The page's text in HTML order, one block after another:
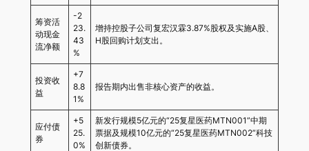
筹资活
动现金
流净额
-2
23.
43
%
增持控股子公司复宏汉霖3.87%股权及实施A股、
H股回购计划支出。
投资收
益
+7
8.8
1%
报告期内出售非核心资产的收益。
应付债
券
+5
25.
0%
新发行规模5亿元的“25复星医药MTN001”中期
票据及规模10亿元的“25复星医药MTN002”科技
创新债券。